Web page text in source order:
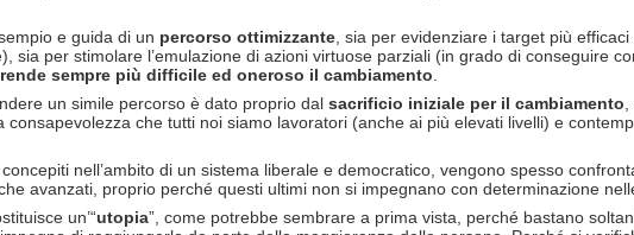
e guida di un percorso ottimizzante , sia per evidenziare i target più
sia per stimolare l’emulazione di azioni virtuose parziali (in grado di conseguire
sempre più difficile ed oneroso il cambiamento
un simile percorso è dato proprio dal sacrificio iniziale per il cambiamento
consapevolezza che tutti noi siamo lavoratori (anche ai più elevati livelli) e
nell’ambito di un sistema liberale e democratico, vengono spesso
avanzati, proprio perché questi ultimi non si impegnano con determinazione
un’“utopia”, come potrebbe sembrare a prima vista, perché bastano